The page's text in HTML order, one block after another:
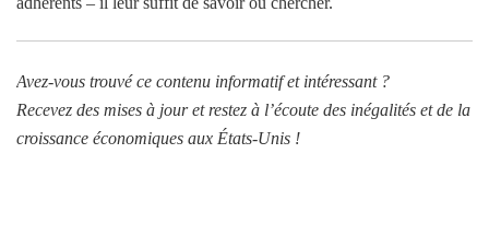
Avez-vous trouvé ce contenu informatif et intéressant ?
Recevez des mises à jour et restez à l’écoute des inégalités et de la
croissance économiques aux États-Unis !